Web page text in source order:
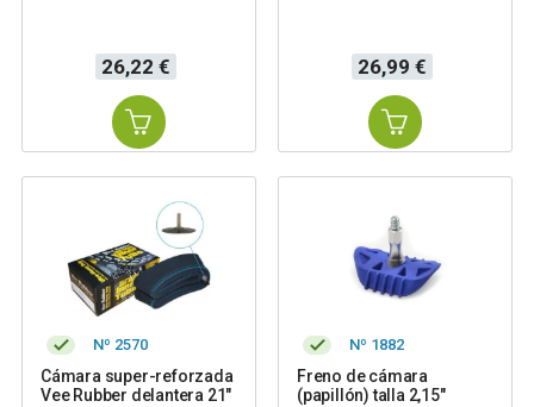
Precio
26,22 € Precio
26,99 €
Nº 2570
Cámara super-reforzada
Vee Rubber delantera 21"
Nº 1882
Freno de cámara
(papillón) talla 2,15"